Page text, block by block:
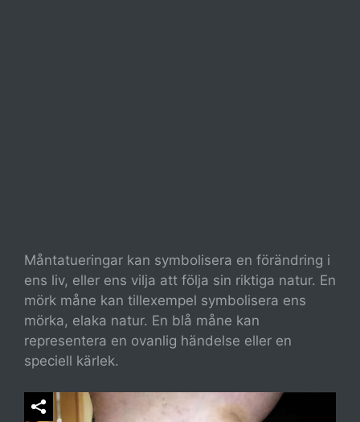
Måntatueringar kan symbolisera en förändring i
ens liv, eller ens vilja att följa sin riktiga natur. En
mörk måne kan tillexempel symbolisera ens
mörka, elaka natur. En blå måne kan
representera en ovanlig händelse eller en
speciell kärlek.